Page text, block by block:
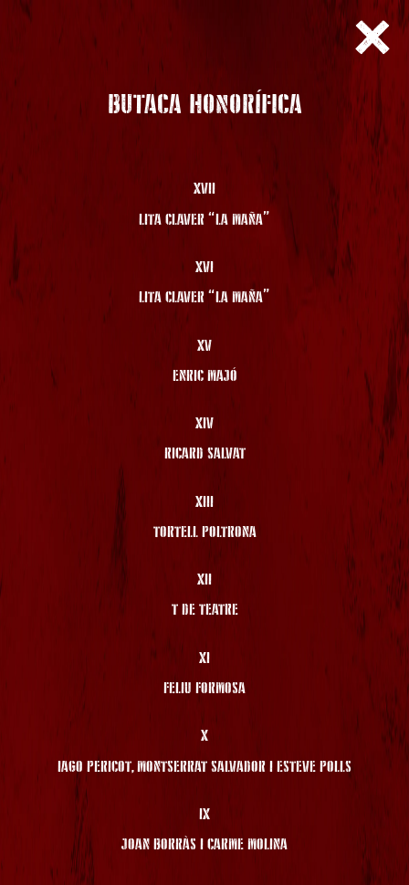
BUTACA HONORÍFICA
XVII
LITA CLAVER “LA MAÑA”
XVI
LITA CLAVER “LA MAÑA”
XV
ENRIC MAJÓ
XIV
RICARD SALVAT
XIII
TORTELL POLTRONA
XII
T DE TEATRE
XI
FELIU FORMOSA
X
IAGO PERICOT, MONTSERRAT SALVADOR I ESTEVE POLLS
IX
JOAN BORRÀS I CARME MOLINA